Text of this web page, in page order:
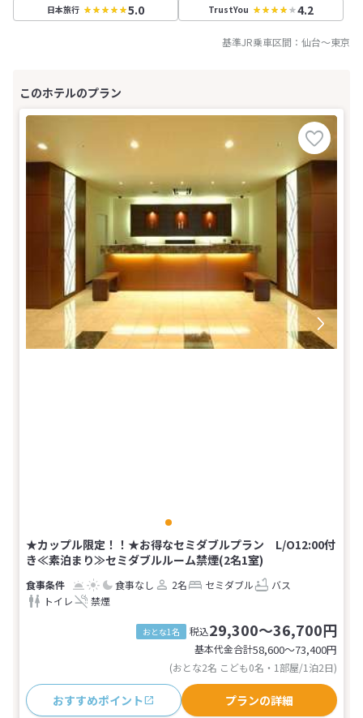
日本旅行 5.0 TrustYou 4.2
基準JR乗車区間： 仙台～東京
★カップル限定！！★お得なセミダブルプラン L/O12:00付
き≪素泊まり≫セミダブルルーム禁煙(2名1室)
食事なし 2名 セミダブル
バス
トイレ
禁煙
おとな1名 税込29,300～36,700円
基本代金合計58,600〜73,400円
(おとな2名 こども0名・1部屋/1泊2日)
おすすめポイント プランの詳細